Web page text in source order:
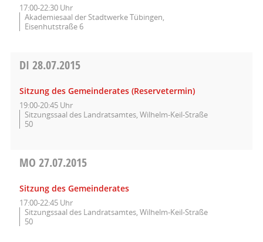
17:00-22:30 Uhr
Akademiesaal der Stadtwerke Tübingen,
Eisenhutstraße 6
DI 28.07.2015
Sitzung des Gemeinderates (Reservetermin)
19:00-20:45 Uhr
Sitzungssaal des Landratsamtes, Wilhelm-Keil-Straße
50
MO 27.07.2015
Sitzung des Gemeinderates
17:00-22:45 Uhr
Sitzungssaal des Landratsamtes, Wilhelm-Keil-Straße
50